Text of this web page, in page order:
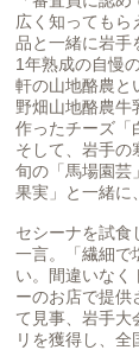
広く知ってもら
品と一緒に岩手
1年熟成の自慢
軒の山地酪農と
野畑山地酪農牛
作ったチーズ「
そして、岩手の
旬の「馬場園芸
果実」と一緒に
セシーナを試食
一言。「繊細で
い。間違いなく
ーのお店で提供
て見事、岩手大
リを獲得し、全